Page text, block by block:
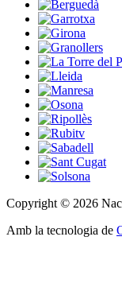
Copyright © 2026
Amb la tecnologia de